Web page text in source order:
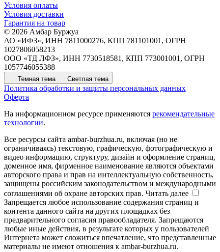
Условия оплаты
Условия доставки
Гарантия на товар
© 2026 Амбар Буржуа
АО «ИФЗ», ИНН 7811000276, КПП 781101001, ОГРН
1027806058213
ООО «ТД ЛФЗ», ИНН 7730518581, КПП 773001001, ОГРН
1057746055388
Темная тема Светлая тема
Политика обработки и защиты персональных данных
Оферта
На информационном ресурсе применяются рекомендательные
технологии.
Все ресурсы сайта ambar-burzhua.ru, включая (но не
ограничиваясь) текстовую, графическую, фотографическую и
видео информацию, структуру, дизайн и оформление страниц,
доменное имя, фирменное наименование являются объектами
авторского права и прав на интеллектуальную собственность,
защищены российским законодательством и международными
соглашениями об охране авторских прав. Читать далее
Запрещается любое использование содержания страниц и
контента данного сайта на других площадках без
предварительного согласия правообладателя. Запрещаются
любые иные действия, в результате которых у пользователей
Интернета может сложиться впечатление, что представленные
материалы не имеют отношения к ambar-burzhua.ru.